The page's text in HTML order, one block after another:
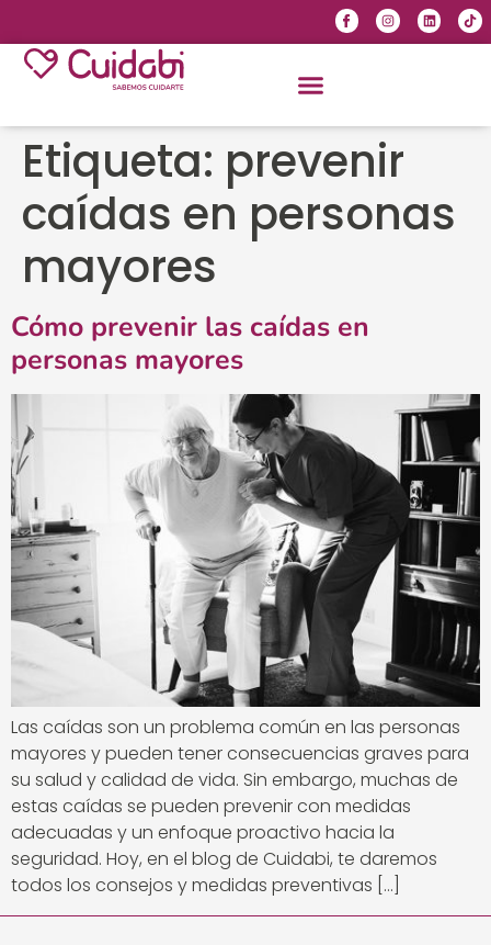
Etiqueta: prevenir
caídas en personas
mayores
Cómo prevenir las caídas en
personas mayores
Las caídas son un problema común en las personas
mayores y pueden tener consecuencias graves para
su salud y calidad de vida. Sin embargo, muchas de
estas caídas se pueden prevenir con medidas
adecuadas y un enfoque proactivo hacia la
seguridad. Hoy, en el blog de Cuidabi, te daremos
todos los consejos y medidas preventivas […]